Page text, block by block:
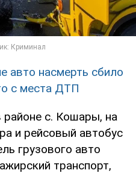
авто насмерть сбило
с места ДТП
районе с. Кошары, на
и рейсовый автобус
грузового авто
транспорт,